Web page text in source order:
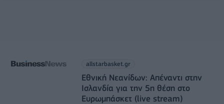
allstarbasket.gr
Εθνική Νεανίδων: Απέναντι στην
Ισλανδία για την 5η θέση στο
Ευρωμπάσκετ (live stream)